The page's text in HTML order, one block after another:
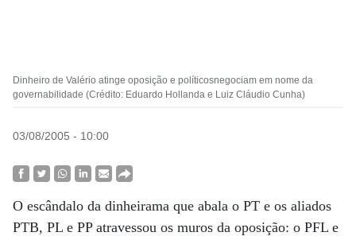
Dinheiro de Valério atinge oposição e políticosnegociam em nome da
governabilidade (Crédito: Eduardo Hollanda e Luiz Cláudio Cunha)
03/08/2005 - 10:00
O escândalo da dinheirama que abala o PT e os aliados
PTB, PL e PP atravessou os muros da oposição: o PFL e